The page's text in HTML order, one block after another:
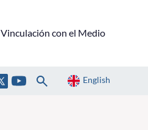
Vinculación con el Medio
English